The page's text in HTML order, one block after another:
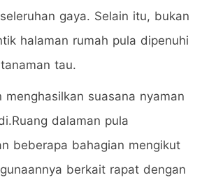
gaya. Selain itu, bukan
halaman rumah pula dipenuhi
tau.
menghasilkan suasana nyaman
dalaman pula
beberapa bahagian mengikut
berkait rapat dengan